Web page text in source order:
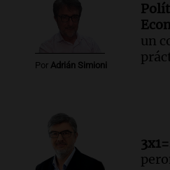
Por Adrián Simioni
un